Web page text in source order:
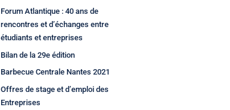
Forum Atlantique : 40 ans de
rencontres et d’échanges entre
étudiants et entreprises
Bilan de la 29e édition
Barbecue Centrale Nantes 2021
Offres de stage et d’emploi des
Entreprises